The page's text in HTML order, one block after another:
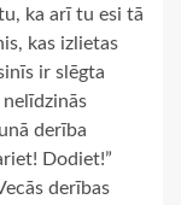
ka arī tu esi tā
kas izlietas
ir slēgta
derība
Dodiet!”
derības